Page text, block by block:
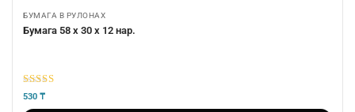
БУМАГА В РУЛОНАХ
Бумага 58 х 30 х 12 нар.
5из 5
530 ₸